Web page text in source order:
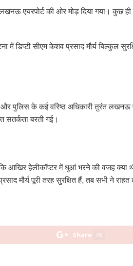
एयरपोर्ट की ओर मोड़ दिया गया। कुछ
में डिप्टी सीएम केशव प्रसाद मौर्य बिल्कुल
पुलिस के कई वरिष्ठ अधिकारी तुरंत लखनऊ
सतर्कता बरती गई।
कि आखिर हेलीकॉप्टर में धुआं भरने की वजह
मौर्य पूरी तरह सुरक्षित हैं, तब सभी ने राहत
Share 49